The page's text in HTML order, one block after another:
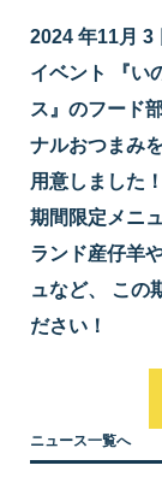
2024 年11月 3
イベント 『い
ス』のフード
ナルおつまみ
用意しました
期間限定メニ
ランド産仔羊
ュなど、 この
ださい！
ニュース一覧へ